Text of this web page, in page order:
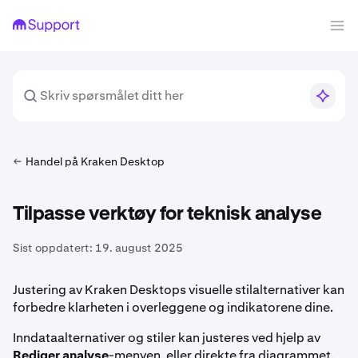
Handel på Kraken Desktop
Tilpasse verktøy for teknisk analyse
Sist oppdatert: 19. august 2025
Justering av Kraken Desktops visuelle stilalternativer kan
forbedre klarheten i overleggene og indikatorene dine.
Inndataalternativer og stiler kan justeres ved hjelp av